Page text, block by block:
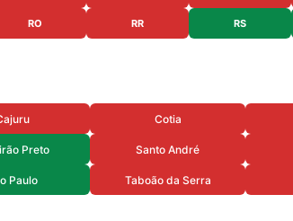
RO RR RS
Cotia
Preto Santo André
Paulo Taboão da Serra